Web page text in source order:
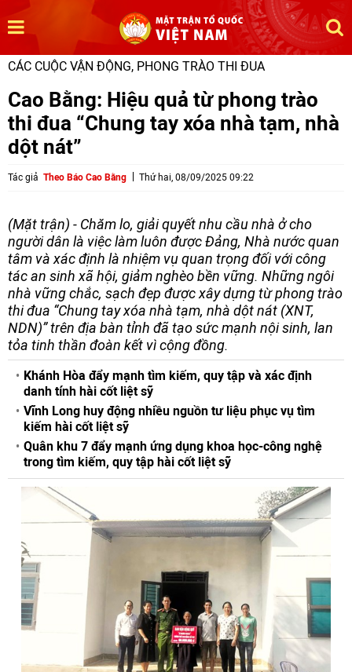
CÁC CUỘC VẬN ĐỘNG, PHONG TRÀO THI ĐUA
Cao Bằng: Hiệu quả từ phong trào
thi đua “Chung tay xóa nhà tạm, nhà
dột nát”
Tác giả Theo Báo Cao Bằng Thứ hai, 08/09/2025 09:22
(Mặt trận) - Chăm lo, giải quyết nhu cầu nhà ở cho
người dân là việc làm luôn được Đảng, Nhà nước quan
tâm và xác định là nhiệm vụ quan trọng đối với công
tác an sinh xã hội, giảm nghèo bền vững. Những ngôi
nhà vững chắc, sạch đẹp được xây dựng từ phong trào
thi đua “Chung tay xóa nhà tạm, nhà dột nát (XNT,
NDN)” trên địa bàn tỉnh đã tạo sức mạnh nội sinh, lan
tỏa tinh thần đoàn kết vì cộng đồng.
Khánh Hòa đẩy mạnh tìm kiếm, quy tập và xác định
danh tính hài cốt liệt sỹ
Vĩnh Long huy động nhiều nguồn tư liệu phục vụ tìm
kiếm hài cốt liệt sỹ
Quân khu 7 đẩy mạnh ứng dụng khoa học-công nghệ
trong tìm kiếm, quy tập hài cốt liệt sỹ